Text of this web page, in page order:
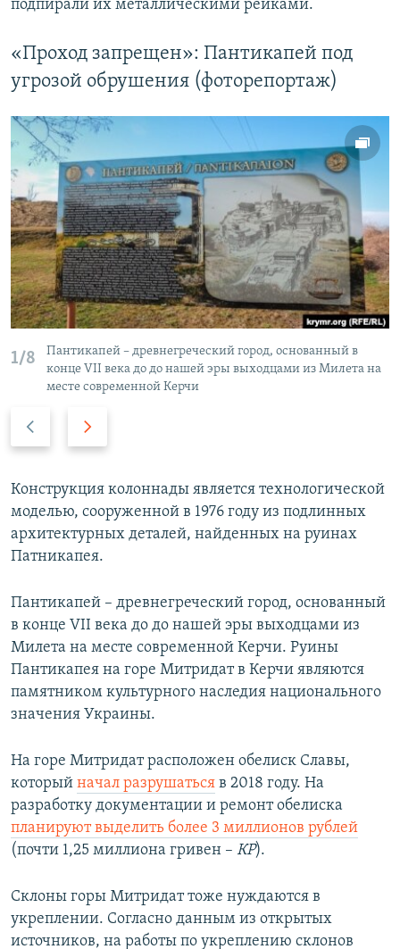
подпирали их металлическими рейками.
«Проход запрещен»: Пантикапей под
угрозой обрушения (фоторепортаж)
1/8
Пантикапей – древнегреческий город, основанный в
конце VII века до до нашей эры выходцами из Милета на
месте современной Керчи
д
ы
д
у
и
й
с
л
а
й
д
у
ю
щ
й
с
л
а
й
д
Конструкция колоннады является технологической
моделью, сооруженной в 1976 году из подлинных
архитектурных деталей, найденных на руинах
Патникапея.
Пантикапей – древнегреческий город, основанный
в конце VII века до до нашей эры выходцами из
Милета на месте современной Керчи. Руины
Пантикапея на горе Митридат в Керчи являются
памятником культурного наследия национального
значения Украины.
На горе Митридат расположен обелиск Славы,
который начал разрушаться в 2018 году. На
разработку документации и ремонт обелиска
планируют выделить более 3 миллионов рублей
(почти 1,25 миллиона гривен – КР).
Склоны горы Митридат тоже нуждаются в
укреплении. Согласно данным из открытых
источников, на работы по укреплению склонов